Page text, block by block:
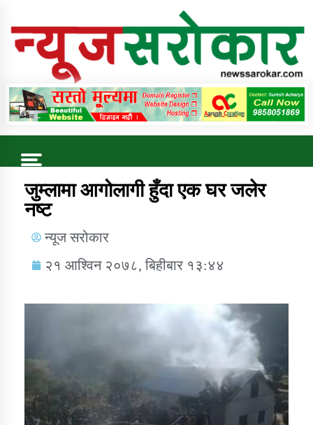
Online News Portal
Trending Now
कुषि बिकास कार्यालय जुम्ला सुचना सन्देश
डिभिजन कार्यालय जुम्लाको सुचना सन्देश
जुम्लामा आगोलागी हुँदा एक घर जलेर
नष्ट
न्यूज सरोकार
२१ आश्विन २०७८, बिहीबार १३:४४